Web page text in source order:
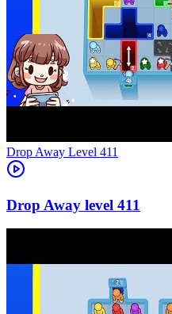
Level 411
411